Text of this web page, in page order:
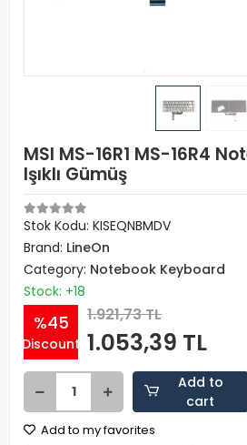
MSI MS-16R1 MS-16R4
Işıklı Gümüş
Stok Kodu: KISEQNBMDV
Brand: LineOn
Category: Notebook Keyboard
Stock: +18
%45
Discount
1.921,73 TL
1.053,39 TL
Add to
cart
Add to my favorites